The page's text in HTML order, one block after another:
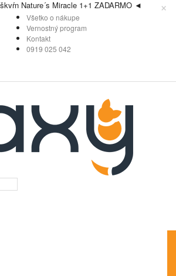
Nature´s Miracle 1+1 ZADARMO ◄ ×
Všetko o nákupe
Vernostný program
Kontakt
0919 025 042